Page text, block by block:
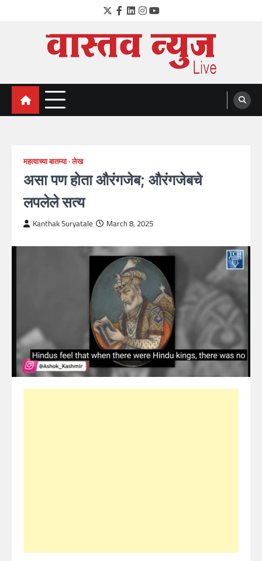
Twitter
Facebook
LinkedIn
Instagram
YouTube
VastavNEWSLive.com
a leading NEWS portal of Maharahstra
महत्वाच्या बातम्या लेख
असा पण होता औरंगजेब; औरंगजेबचे
लपलेले सत्य
Kanthak Suryatale March 8, 2025